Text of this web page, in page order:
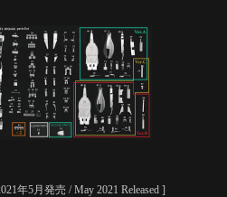
年5月発売 / May 2021 Released ]